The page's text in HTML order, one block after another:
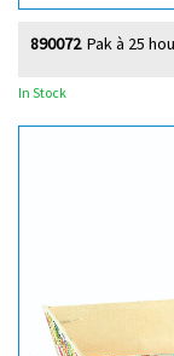
Pak à 25
890072
In Stock